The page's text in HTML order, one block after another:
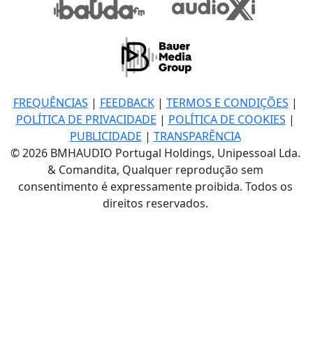
FREQUÊNCIAS | FEEDBACK| TERMOS E CONDIÇÕES |
POLÍTICA DE PRIVACIDADE | POLÍTICA DE COOKIES |
PUBLICIDADE | TRANSPARÊNCIA
© 2026 BMHAUDIO Portugal Holdings, Unipessoal Lda.
& Comandita, Qualquer reprodução sem
consentimento é expressamente proibida. Todos os
direitos reservados.